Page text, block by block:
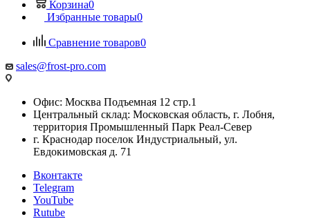
Корзина0
Избранные товары0
Сравнение товаров0
sales@frost-pro.com
Офис: Москва Подъемная 12 стр.1
Центральный склад: Московская область, г. Лобня,
территория Промышленный Парк Реал-Север
г. Краснодар поселок Индустриальный, ул.
Евдокимовская д. 71
Вконтакте
Telegram
YouTube
Rutube